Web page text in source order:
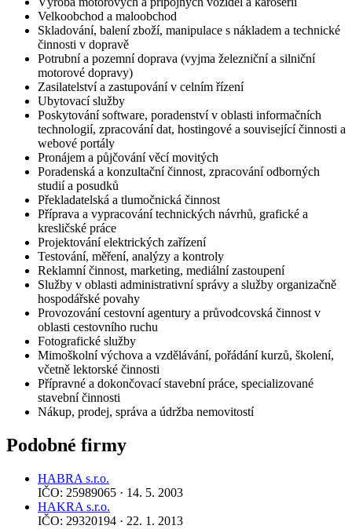
Velkoobchod a maloobchod
Skladování, balení zboží, manipulace s nákladem a technické
činnosti v dopravě
Potrubní a pozemní doprava (vyjma železniční a silniční
motorové dopravy)
Zasilatelství a zastupování v celním řízení
Ubytovací služby
Poskytování software, poradenství v oblasti informačních
technologií, zpracování dat, hostingové a související činnosti a
webové portály
Pronájem a půjčování věcí movitých
Poradenská a konzultační činnost, zpracování odborných
studií a posudků
Překladatelská a tlumočnická činnost
Příprava a vypracování technických návrhů, grafické a
kresličské práce
Projektování elektrických zařízení
Testování, měření, analýzy a kontroly
Reklamní činnost, marketing, mediální zastoupení
Služby v oblasti administrativní správy a služby organizačně
hospodářské povahy
Provozování cestovní agentury a průvodcovská činnost v
oblasti cestovního ruchu
Fotografické služby
Mimoškolní výchova a vzdělávání, pořádání kurzů, školení,
včetně lektorské činnosti
Přípravné a dokončovací stavební práce, specializované
stavební činnosti
Nákup, prodej, správa a údržba nemovitostí
Podobné firmy
HABRA s.r.o.
IČO: 25989065 · 14. 5. 2003
HAKRA s.r.o.
IČO: 29320194 · 22. 1. 2013